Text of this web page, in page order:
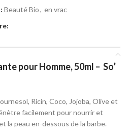
Beauté Bio, en vrac
pour Homme, 50ml – So’
Ricin, Coco, Jojoba, Olive et
facilement pour nourrir et
la peau en-dessous de la barbe.